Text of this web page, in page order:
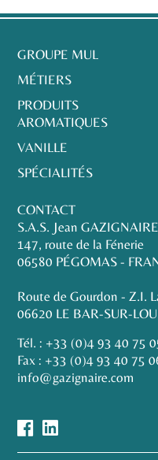
GROUPE MUL
MÉTIERS
PRODUITS
AROMATIQUES
VANILLE
SPÉCIALITÉS
CONTACT
S.A.S. Jean GAZIGNAIRE
147, route de la Fénerie
06580 PÉGOMAS -
Route de Gourdon - Z.I.
06620 LE BAR-SUR-
Tél. : +33 (0)4 93 40 75
Fax : +33 (0)4 93 40 75
info@gazignaire.com